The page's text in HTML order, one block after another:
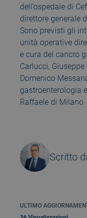
dell’ospedale di
direttore generale
Sono previsti gli
unità operative
e cura del cancro
Carlucci,
Domenico
gastroenterologia
Raffaele di Milano.
Scritto
ULTIMO